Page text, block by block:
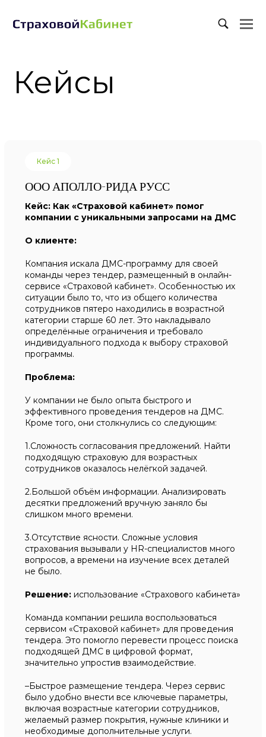
Кейсы
Кейс 1
ООО АПОЛЛО-РИДА РУСС
Кейс: Как «Страховой кабинет» помог
компании с уникальными запросами на ДМС
О клиенте:
Компания искала ДМС-программу для своей
команды через тендер, размещенный в онлайн-
сервисе «Страховой кабинет». Особенностью их
ситуации было то, что из общего количества
сотрудников пятеро находились в возрастной
категории старше 60 лет. Это накладывало
определённые ограничения и требовало
индивидуального подхода к выбору страховой
программы.
Проблема:
У компании не было опыта быстрого и
эффективного проведения тендеров на ДМС.
Кроме того, они столкнулись со следующим:
1.Сложность согласования предложений. Найти
подходящую страховую для возрастных
сотрудников оказалось нелёгкой задачей.
2.Большой объём информации. Анализировать
десятки предложений вручную заняло бы
слишком много времени.
3.Отсутствие ясности. Сложные условия
страхования вызывали у HR-специалистов много
вопросов, а времени на изучение всех деталей
не было.
Решение:использование «Страхового кабинета»
Команда компании решила воспользоваться
сервисом «Страховой кабинет» для проведения
тендера. Это помогло перевести процесс поиска
подходящей ДМС в цифровой формат,
значительно упростив взаимодействие.
–Быстрое размещение тендера. Через сервис
было удобно внести все ключевые параметры,
включая возрастные категории сотрудников,
желаемый размер покрытия, нужные клиники и
необходимые дополнительные услуги.